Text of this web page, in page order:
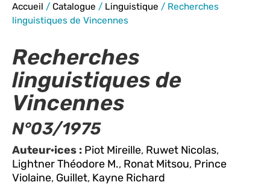
Accueil / Catalogue / Linguistique / Recherches
linguistiques de Vincennes
Recherches
linguistiques de
Vincennes
N°03/1975
Auteur·ices : Piot Mireille, Ruwet Nicolas,
Lightner Théodore M., Ronat Mitsou, Prince
Violaine, Guillet, Kayne Richard